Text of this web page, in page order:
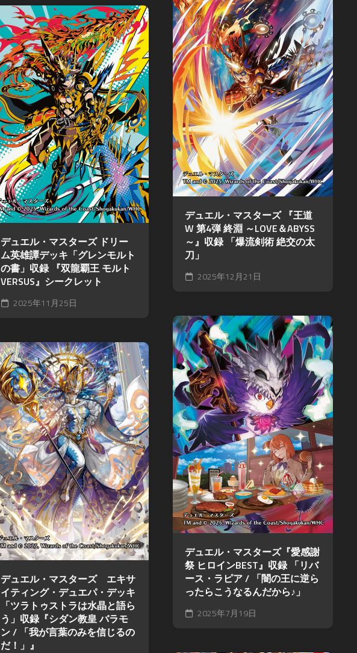
デ
ュ
エ
ル・
マ
ス
タ
ー
ズ
バ
デ
ィ
フ
ァ
イ
ト
ス
ト
ク
ロ
ニ
カ
イ
ガ
レ
オ
ン
ド
レ
ッ
ド
ノ
ー
ト
バ
ト
ル
ス
リ
ッ
ツ
RPG
バ
ケ
ノ
カ
ワ
禁
書
封
印
譚
ブ
ラ
イ
ン
ド・
ミ
ス
RPG
神
話
マ
デ
ウ
ス
DARK
SOULS
TRPG
Other
Books
ロ
マ
ン
シ
ン
グ
サ
ガ
リ・
ユ
ニ
バ
ー
ス
神
撃
の
バ
ハ
ム
ー
ト
モ
ン
ス
タ
ー
ズ
超・
戦
闘
中
SPEED
WITCH
BATTLE
Other
Games
デュエル・マスターズ 『王道
W 第4弾 終淵 ～LOVE＆ABYSS
～』収録 「爆流剣術 絶交の太
刀」
2025年12月21日
デュエル・マスターズ ドリー
ム英雄譚デッキ「グレンモルト
の書」収録 『双龍覇王 モルト
VERSUS』シークレット
2025年11月25日
デュエル・マスターズ『愛感謝
祭 ヒロインBEST』収録 「リバ
ース・ラピア / 「闇の王に逆ら
ったらこうなるんだから♪」
2025年7月19日
デュエル・マスターズ エキサ
イティング・デュエパ・デッキ
「ツラトゥストラは水晶と語ら
う」収録『シダン教皇 バラモ
ン / 「我が言葉のみを信じるの
だ！」』